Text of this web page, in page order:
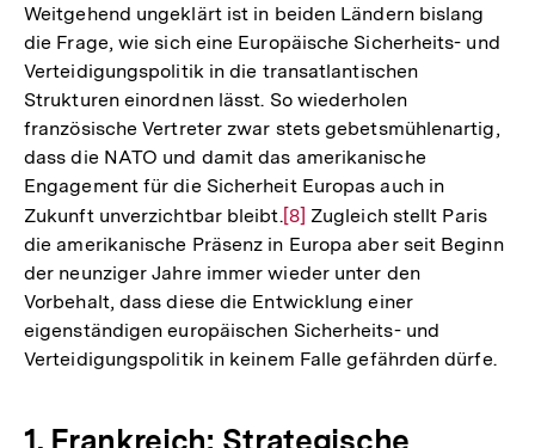
Weitgehend ungeklärt ist in beiden Ländern bislang
die Frage, wie sich eine Europäische Sicherheits- und
Verteidigungspolitik in die transatlantischen
Strukturen einordnen lässt. So wiederholen
französische Vertreter zwar stets gebetsmühlenartig,
dass die NATO und damit das amerikanische
Engagement für die Sicherheit Europas auch in
Zukunft unverzichtbar bleibt.Zur
Auflösung
der
Fußnote
[8] Zugleich stellt Paris
die amerikanische Präsenz in Europa aber seit Beginn
der neunziger Jahre immer wieder unter den
Vorbehalt, dass diese die Entwicklung einer
eigenständigen europäischen Sicherheits- und
Verteidigungspolitik in keinem Falle gefährden dürfe.
1. Frankreich: Strategische